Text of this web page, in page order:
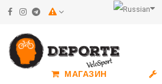
МАГАЗИН